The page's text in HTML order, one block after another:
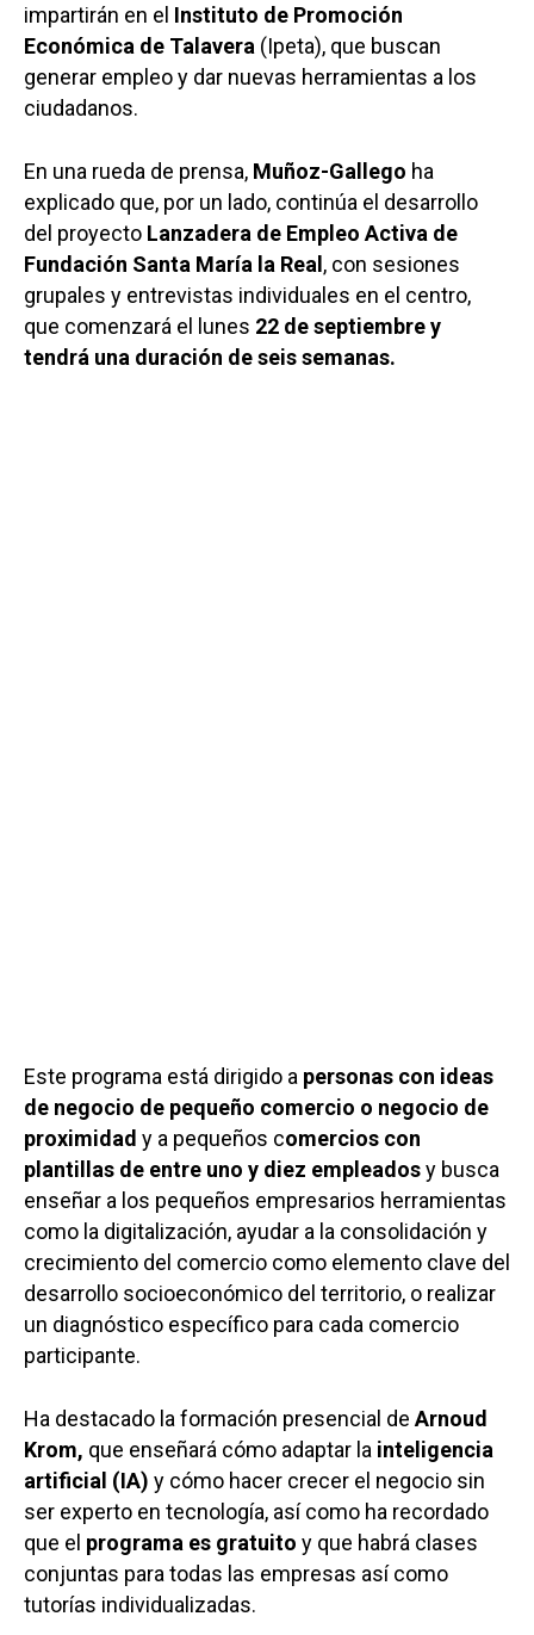
impartirán en el Instituto de Promoción
Económica de Talavera (Ipeta), que buscan
generar empleo y dar nuevas herramientas a los
ciudadanos.
En una rueda de prensa, Muñoz-Gallego ha
explicado que, por un lado, continúa el desarrollo
del proyecto Lanzadera de Empleo Activa de
Fundación Santa María la Real, con sesiones
grupales y entrevistas individuales en el centro,
que comenzará el lunes 22 de septiembre y
tendrá una duración de seis semanas.
Este programa está dirigido a personas con ideas
de negocio de pequeño comercio o negocio de
proximidad y a pequeños comercios con
plantillas de entre uno y diez empleadosy busca
enseñar a los pequeños empresarios herramientas
como la digitalización, ayudar a la consolidación y
crecimiento del comercio como elemento clave del
desarrollo socioeconómico del territorio, o realizar
un diagnóstico específico para cada comercio
participante.
Ha destacado la formación presencial de Arnoud
Krom, que enseñará cómo adaptar la inteligencia
artificial (IA) y cómo hacer crecer el negocio sin
ser experto en tecnología, así como ha recordado
que el programa es gratuito y que habrá clases
conjuntas para todas las empresas así como
tutorías individualizadas.